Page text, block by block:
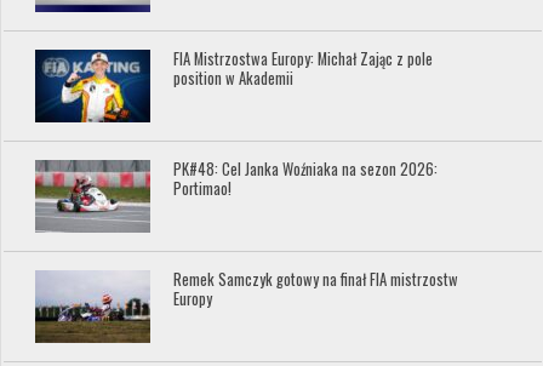
FIA Mistrzostwa Europy: Michał Zając z pole
position w Akademii
PK#48: Cel Janka Woźniaka na sezon 2026:
Portimao!
Remek Samczyk gotowy na finał FIA mistrzostw
Europy